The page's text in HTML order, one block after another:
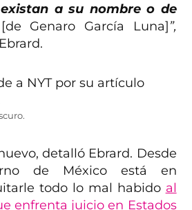
a su nombre o de
[de Genaro García Luna]”,
detalló Ebrard. Desde
de México está en
todo lo mal habido al
enfrenta juicio en Estados